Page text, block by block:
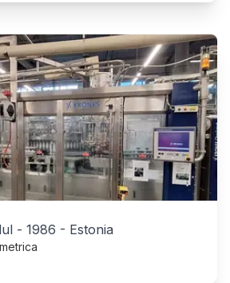
- 1986 - Estonia